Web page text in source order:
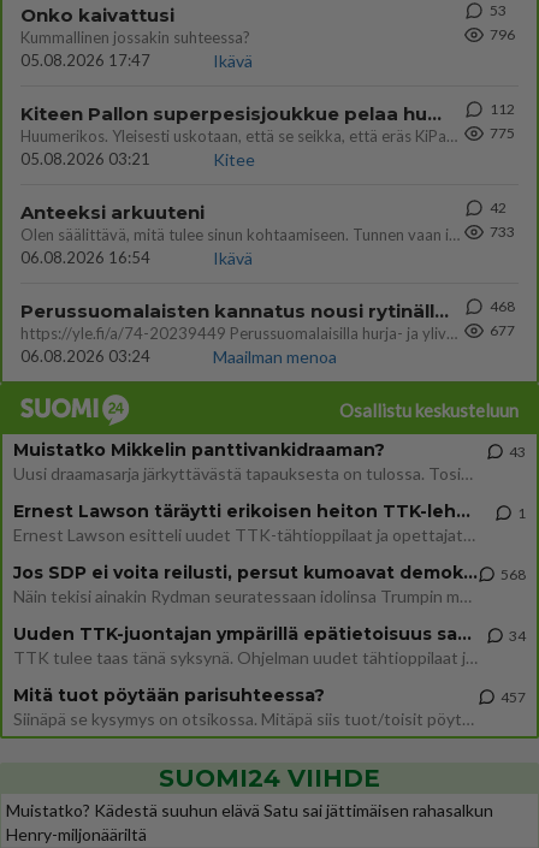
Onko kaivattusi
Kummallinen jossakin suhteessa?
05.08.2026 17:47
Ikävä
53
796
Kiteen Pallon superpesisjoukkue pelaa huumeiden vaikutuksen alaisena
Huumerikos. Yleisesti uskotaan, että se seikka, että eräs KiPan pelaaja kärähtää huumeista, on vain jäävuoren huippu. M
05.08.2026 03:21
Kitee
112
775
Anteeksi arkuuteni
Olen säälittävä, mitä tulee sinun kohtaamiseen. Tunnen vaan itseni todella epävarmaksi sun kanssa. Jos minun olisi pitän
06.08.2026 16:54
Ikävä
42
733
Perussuomalaisten kannatus nousi rytinällä Ylen tänään julkaisemassa tuoreimmassa gallup-kyselyssä.
https://yle.fi/a/74-20239449 Perussuomalaisilla hurja- ja ylivoimaisesti suurin nousu tässä uudessa Ylen gallupissa. Kyl
06.08.2026 03:24
Maailman menoa
468
677
Osallistu keskusteluun
Muistatko Mikkelin panttivankidraaman?
Uusi draamasarja järkyttävästä tapauksesta on tulossa. Tositapahtumiin perustuva sarja ammentaa vuoden 1986 Mikkelin pan
43
Ernest Lawson täräytti erikoisen heiton TTK-lehdistötilaisuudessa: " Onko tässä tarkoituksena...?"
Ernest Lawson esitteli uudet TTK-tähtioppilaat ja opettajat torstaina 6.8. lehdistölle. Tulevalla kaudella on yksi hausk
1
Jos SDP ei voita reilusti, persut kumoavat demokratian Suomesta
Näin tekisi ainakin Rydman seuratessaan idolinsa Trumpin mallia https://www.is.fi/politiikka/art-2000012187244.html
568
Uuden TTK-juontajan ympärillä epätietoisuus sakenee - Nyt MTV hämmentää soppaa
TTK tulee taas tänä syksynä. Ohjelman uudet tähtioppilaat julkistetaan torstaina 6. elokuuta klo 14 alkavassa lehdistö
34
Mitä tuot pöytään parisuhteessa?
Siinäpä se kysymys on otsikossa. Mitäpä siis tuot/toisit pöytään parisuhteessa? Oletko mies vai nainen? Koetko sen mitä
457
SUOMI24 VIIHDE
Muistatko? Kädestä suuhun elävä Satu sai jättimäisen rahasalkun
Henry-miljonääriltä